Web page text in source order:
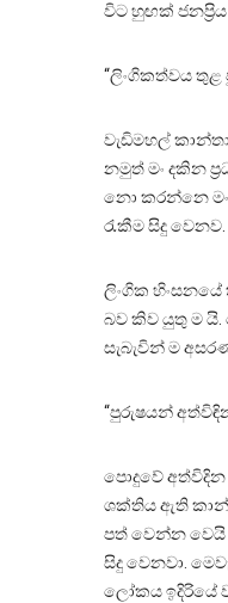
විට හුඟක්
“ලිංගිකත්වය තුළ
වැඩිමහල්
නමුත් මං දකින
නො කරන්නෙ මං
රැකීම සිදු වෙනව.
ලිංගික
බව කිව යුතු ම
සැබැවින් ම
“පුරුෂයන්
පොදුවේ අත්විදින
ශක්තිය ඇති
පත් වෙන්න වෙයි
සිදු වෙනවා.
ලෝකය ඉදිරියේ